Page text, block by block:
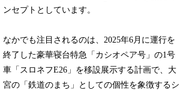
ンセプトとしています。
なかでも注目されるのは、2025年6月に運行を
終了した豪華寝台特急「カシオペア号」の1号
車「スロネフE26」を移設展示する計画で、大
宮の「鉄道のまち」としての個性を象徴するシ